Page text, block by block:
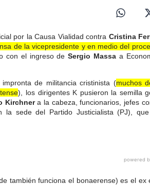
por la Causa Vialidad contra Cristina
de la vicepresidente y en medio del
con el ingreso deSergio Massa a
de militancia cristinista (muchos
), los dirigentes K pusieron la semilla
Kirchnera la cabeza, funcionarios, jefes
la sede del Partido Justicialista (PJ),
también funciona el bonaerense) es el ex